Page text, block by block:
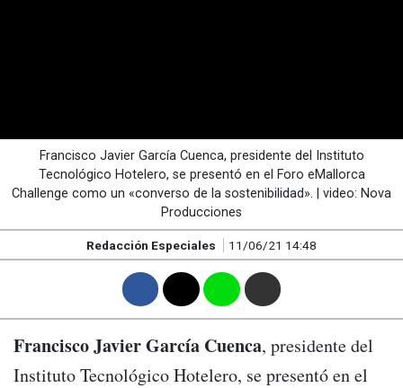
Francisco Javier García Cuenca, presidente del Instituto
Tecnológico Hotelero, se presentó en el Foro eMallorca
Challenge como un «converso de la sostenibilidad». | video: Nova
Producciones
Redacción Especiales 11/06/21 14:48
Francisco Javier García Cuenca, presidente del
Instituto Tecnológico Hotelero, se presentó en el